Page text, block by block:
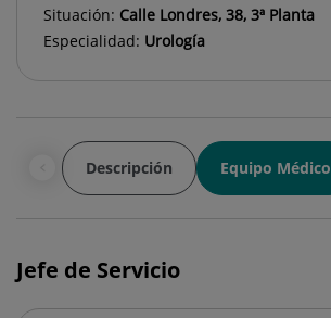
Situación: Calle Londres, 38, 3ª Planta
Especialidad: Urología
Descripción Equipo Médico
Jefe de Servicio